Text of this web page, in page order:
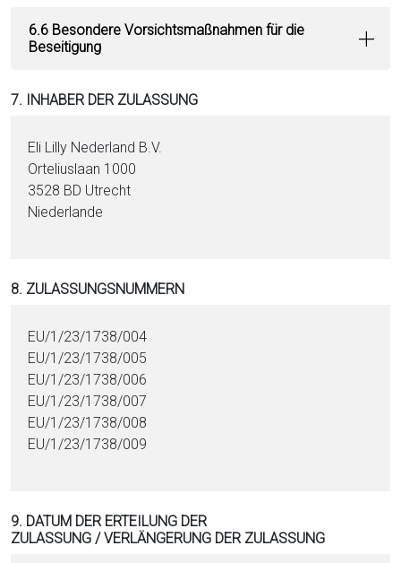
6.6 Besondere Vorsichtsmaßnahmen für die
Beseitigung
7. INHABER DER ZULASSUNG
Eli Lilly Nederland B.V.
Orteliuslaan 1000
3528 BD Utrecht
Niederlande
8. ZULASSUNGSNUMMERN
EU/1/23/1738/004
EU/1/23/1738/005
EU/1/23/1738/006
EU/1/23/1738/007
EU/1/23/1738/008
EU/1/23/1738/009
9. DATUM DER ERTEILUNG DER
ZULASSUNG / VERLÄNGERUNG DER ZULASSUNG